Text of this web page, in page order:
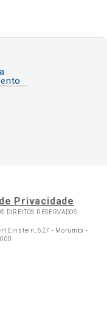
Privacidade
DIREITOS RESERVADOS
Einstein, 627 - Morumbi -